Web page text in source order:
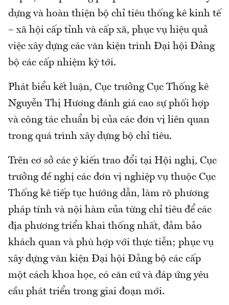
dựng và hoàn thiện bộ chỉ tiêu thống kê kinh tế
– xã hội cấp tỉnh và cấp xã, phục vụ hiệu quả
việc xây dựng các văn kiện trình Đại hội Đảng
bộ các cấp nhiệm kỳ tới.
Phát biểu kết luận, Cục trưởng Cục Thống kê
Nguyễn Thị Hương đánh giá cao sự phối hợp
và công tác chuẩn bị của các đơn vị liên quan
trong quá trình xây dựng bộ chỉ tiêu.
Trên cơ sở các ý kiến trao đổi tại Hội nghị, Cục
trưởng đề nghị các đơn vị nghiệp vụ thuộc Cục
Thống kê tiếp tục hướng dẫn, làm rõ phương
pháp tính và nội hàm của từng chỉ tiêu để các
địa phương triển khai thống nhất, đảm bảo
khách quan và phù hợp với thực tiễn; phục vụ
xây dựng văn kiện Đại hội Đảng bộ các cấp
một cách khoa học, có căn cứ và đáp ứng yêu
cầu phát triển trong giai đoạn mới.